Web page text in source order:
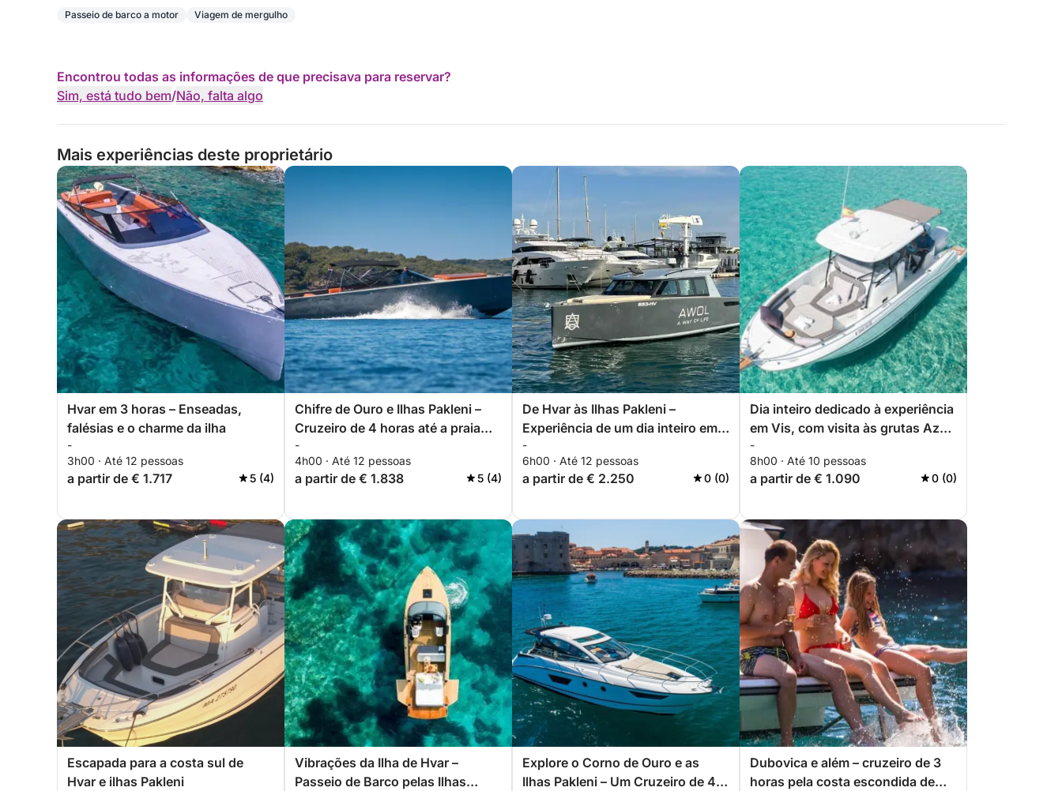
Passeio de barco a motor Viagem de mergulho
Encontrou todas as informações de que precisava para reservar?
Sim, está tudo bem/Não, falta algo
Mais experiências deste proprietário
Hvar em 3 horas – Enseadas,
falésias e o charme da ilha
-
3h00 · Até 12 pessoas
a partir de € 1.717 5 (4)
Chifre de Ouro e Ilhas Pakleni –
Cruzeiro de 4 horas até a praia
icônica da Croácia
-
4h00 · Até 12 pessoas
a partir de € 1.838 5 (4)
De Hvar às Ilhas Pakleni –
Experiência de um dia inteiro em
barco
-
6h00 · Até 12 pessoas
a partir de € 2.250 0 (0)
Dia inteiro dedicado à experiência
em Vis, com visita às grutas Azul
e Verde.
-
8h00 · Até 10 pessoas
a partir de € 1.090 0 (0)
Escapada para a costa sul de
Hvar e ilhas Pakleni
Vibrações da Ilha de Hvar –
Passeio de Barco pelas Ilhas
Explore o Corno de Ouro e as
Ilhas Pakleni – Um Cruzeiro de 4
Dubovica e além – cruzeiro de 3
horas pela costa escondida de